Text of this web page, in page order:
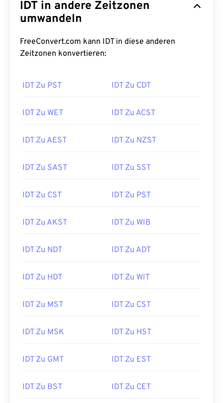
IDT in andere Zeitzonen
umwandeln
FreeConvert.com kann IDT in diese anderen
Zeitzonen konvertieren:
IDT Zu PST IDT Zu CDT
IDT Zu WET IDT Zu ACST
IDT Zu AEST IDT Zu NZST
IDT Zu SAST IDT Zu SST
IDT Zu CST IDT Zu PST
IDT Zu AKST IDT Zu WIB
IDT Zu NDT IDT Zu ADT
IDT Zu HDT IDT Zu WIT
IDT Zu MST IDT Zu CST
IDT Zu MSK IDT Zu HST
IDT Zu GMT IDT Zu EST
IDT Zu BST IDT Zu CET